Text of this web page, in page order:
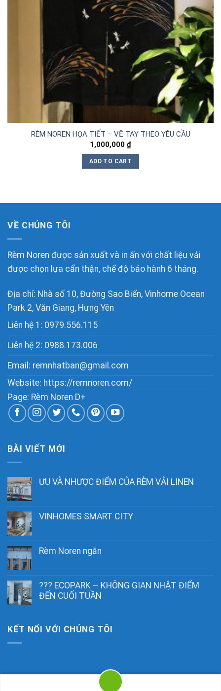
RÈM NOREN HỌA TIẾT – VẼ TAY THEO YÊU CẦU
1,000,000 ₫
ADD TO CART
VỀ CHÚNG TÔI
Rèm Noren được sản xuất và in ấn với chất liệu vải
được chọn lựa cẩn thận, chế độ bảo hành 6 tháng.
Địa chỉ: Nhà số 10, Đường Sao Biển, Vinhome Ocean
Park 2, Văn Giang, Hưng Yên
Liên hệ 1: 0979.556.115
Liên hệ 2: 0988.173.006
Email: remnhatban@gmail.com
Website: https://remnoren.com/
Page: Rèm Noren D+
BÀI VIẾT MỚI
ƯU VÀ NHƯỢC ĐIỂM CỦA RÈM VẢI LINEN
VINHOMES SMART CITY
Rèm Noren ngắn
??? ECOPARK – KHÔNG GIAN NHẬT ĐIỂM
ĐẾN CUỐI TUẦN
KẾT NỐI VỚI CHÚNG TÔI